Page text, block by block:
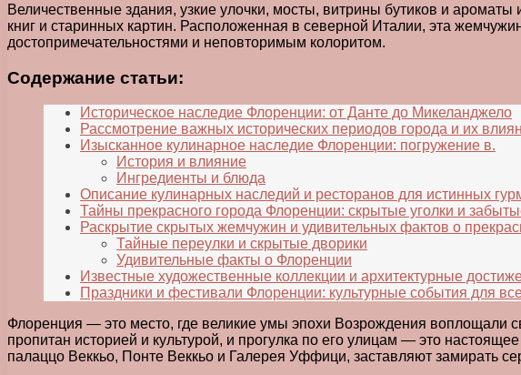
Величественные здания, узкие улочки, мосты, витрины бутиков и
книг и старинных картин. Расположенная в северной Италии, эта
достопримечательностями и неповторимым колоритом.
Содержание статьи:
Историческое наследие Флоренции: от Данте до Микеланджело
Рассмотрение важных исторических периодов города и их
Изысканное кулинарное наследие Флоренции: погружение в.
История и влияние
Ингредиенты и блюда
Описание кулинарных наследий и ресторанов для истинных
Тайны прекрасного города Флоренции: скрытые уголки и
Раскрытие скрытых жемчужин и удивительных фактов о
Тайные переулки и скрытые дворики
Удивительные факты о Флоренции
Известные художественные коллекции и архитектурные
Праздники и фестивали Флоренции: культурные события для
Флоренция — это место, где великие умы эпохи Возрождения воплощали
пропитан историей и культурой, и прогулка по его улицам — это
палаццо Веккьо, Понте Веккьо и Галерея Уффици, заставляют замирать